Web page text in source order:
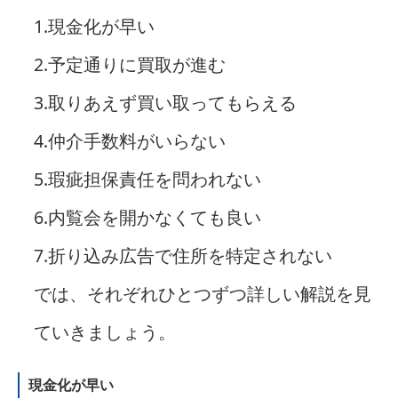
1.現金化が早い
2.予定通りに買取が進む
3.取りあえず買い取ってもらえる
4.仲介手数料がいらない
5.瑕疵担保責任を問われない
6.内覧会を開かなくても良い
7.折り込み広告で住所を特定されない
では、それぞれひとつずつ詳しい解説を見
ていきましょう。
現金化が早い